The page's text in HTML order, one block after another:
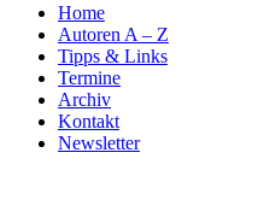
Home
Autoren A – Z
Tipps & Links
Termine
Archiv
Kontakt
Newsletter